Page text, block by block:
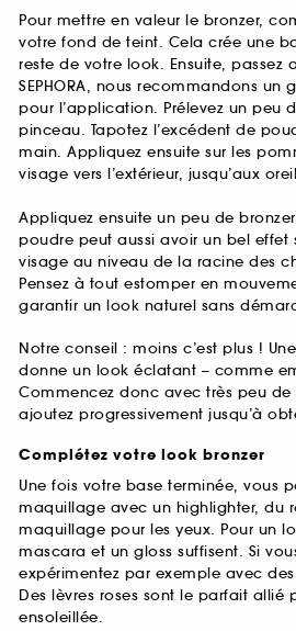
Pour mettre en valeur le bronzer,
votre fond de teint. Cela crée une
reste de votre look. Ensuite, passez
SEPHORA, nous recommandons un
pour l’application. Prélevez un peu
pinceau. Tapotez l’excédent de
main. Appliquez ensuite sur les
visage vers l’extérieur, jusqu’aux
Appliquez ensuite un peu de
poudre peut aussi avoir un bel effet
visage au niveau de la racine des
Pensez à tout estomper en
garantir un look naturel sans
Notre conseil : moins c’est plus !
donne un look éclatant – comme
Commencez donc avec très peu
ajoutez progressivement jusqu’à
Complétez votre look bronzer
Une fois votre base terminée, vous
maquillage avec un highlighter, du
maquillage pour les yeux. Pour un
mascara et un gloss suffisent. Si
expérimentez par exemple avec
Des lèvres roses sont le parfait allié
ensoleillée.